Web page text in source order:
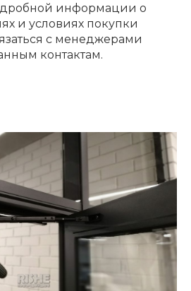
информации о
и условиях покупки
с менеджерами
контактам.